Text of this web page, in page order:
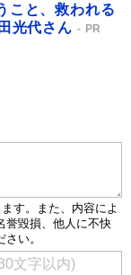
こと、救われる
光代さん
PR